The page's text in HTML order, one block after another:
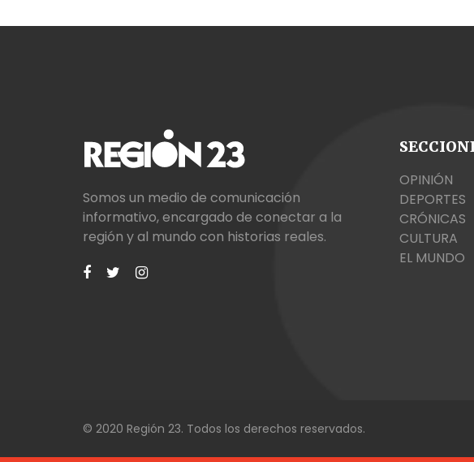
Somos un medio de comunicación
informativo, encargado de conectar a la
región y al mundo con historias reales.
OPINIÓN
DEPORTES
CRÓNICAS
CULTURA
EL MUNDO
© 2020 Región 23. Todos los derechos reservados.